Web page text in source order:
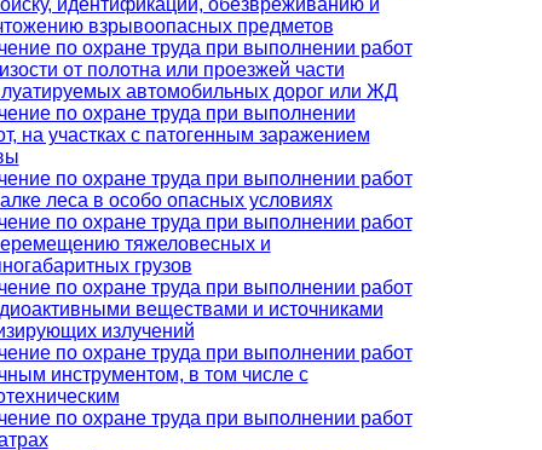
взрывоопасных предметов
по охране труда при выполнении работ
от полотна или проезжей части
автомобильных дорог или ЖД
по охране труда при выполнении
на участках с патогенным заражением
по охране труда при выполнении работ
леса в особо опасных условиях
по охране труда при выполнении работ
тяжеловесных и
грузов
по охране труда при выполнении работ
веществами и источниками
излучений
по охране труда при выполнении работ
инструментом, в том числе с
по охране труда при выполнении работ